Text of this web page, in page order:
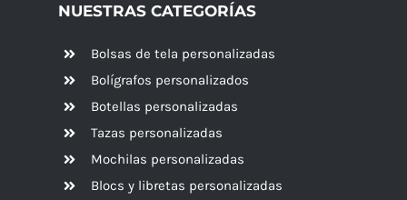
NUESTRAS CATEGORÍAS
Bolsas de tela personalizadas
Bolígrafos personalizados
Botellas personalizadas
Tazas personalizadas
Mochilas personalizadas
Blocs y libretas personalizadas